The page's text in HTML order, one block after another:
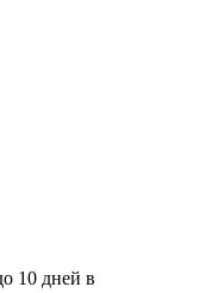
10 дней в